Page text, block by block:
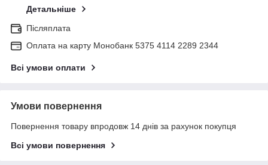
Детальніше
Післяплата
Оплата на карту Монобанк 5375 4114 2289 2344
Всі умови оплати
Умови повернення
Повернення товару впродовж 14 днів за рахунок покупця
Всі умови повернення